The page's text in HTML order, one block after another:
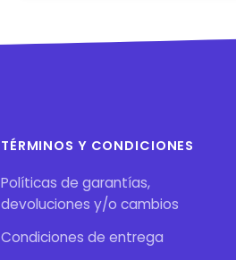
TÉRMINOS Y CONDICIONES
Políticas de garantías,
devoluciones y/o cambios
Condiciones de entrega